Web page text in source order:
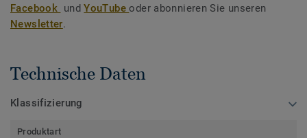
Facebook undYouTubeoder abonnieren Sie unseren
Newsletter.
Technische Daten
Klassifizierung
Produktart